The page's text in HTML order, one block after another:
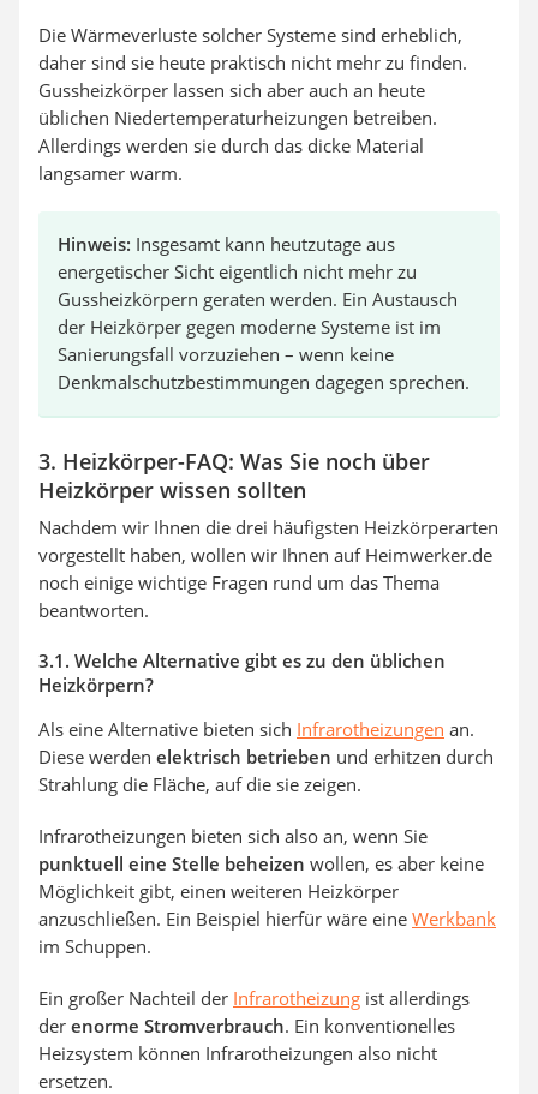
Die Wärmeverluste solcher Systeme sind erheblich,
daher sind sie heute praktisch nicht mehr zu finden.
Gussheizkörper lassen sich aber auch an heute
üblichen Niedertemperaturheizungen betreiben.
Allerdings werden sie durch das dicke Material
langsamer warm.
Hinweis: Insgesamt kann heutzutage aus
energetischer Sicht eigentlich nicht mehr zu
Gussheizkörpern geraten werden. Ein Austausch
der Heizkörper gegen moderne Systeme ist im
Sanierungsfall vorzuziehen – wenn keine
Denkmalschutzbestimmungen dagegen sprechen.
3. Heizkörper-FAQ: Was Sie noch über
Heizkörper wissen sollten
Nachdem wir Ihnen die drei häufigsten Heizkörperarten
vorgestellt haben, wollen wir Ihnen auf Heimwerker.de
noch einige wichtige Fragen rund um das Thema
beantworten.
3.1. Welche Alternative gibt es zu den üblichen
Heizkörpern?
Als eine Alternative bieten sich Infrarotheizungen an.
Diese werden elektrisch betrieben und erhitzen durch
Strahlung die Fläche, auf die sie zeigen.
Infrarotheizungen bieten sich also an, wenn Sie
punktuell eine Stelle beheizen wollen, es aber keine
Möglichkeit gibt, einen weiteren Heizkörper
anzuschließen. Ein Beispiel hierfür wäre eine Werkbank
im Schuppen.
Ein großer Nachteil der Infrarotheizung ist allerdings
der enorme Stromverbrauch. Ein konventionelles
Heizsystem können Infrarotheizungen also nicht
ersetzen.